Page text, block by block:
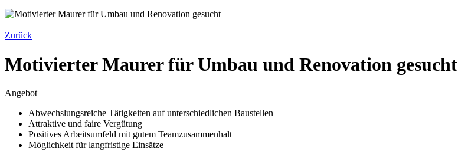
Zurück
Motivierter Maurer für Umbau und Renovation gesucht
Angebot
Abwechslungsreiche Tätigkeiten auf unterschiedlichen Baustellen
Attraktive und faire Vergütung
Positives Arbeitsumfeld mit gutem Teamzusammenhalt
Möglichkeit für langfristige Einsätze